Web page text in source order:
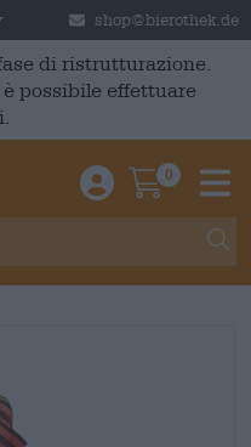
shop@bierothek.de
di ristrutturazione.
possibile effettuare
Einloggen /
0